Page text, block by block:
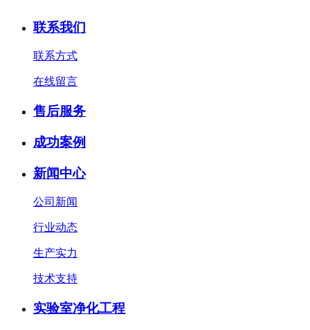
联系我们
联系方式
在线留言
售后服务
成功案例
新闻中心
公司新闻
行业动态
生产实力
技术支持
实验室净化工程